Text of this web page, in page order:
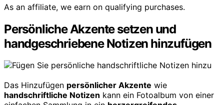
As an affiliate, we earn on qualifying purchases.
Persönliche Akzente setzen und
handgeschriebene Notizen hinzufügen
Das Hinzufügen persönlicher Akzente wie
handschriftliche Notizen kann ein Fotoalbum von einer